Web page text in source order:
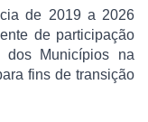
de 2019 a 2026
de participação
Municípios na
fins de transição